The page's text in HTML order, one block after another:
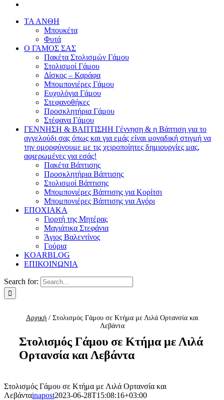
ΤΑ ΑΝΘΗ
Μπουκέτα
Φυτά
Ο ΓΑΜΟΣ ΣΑΣ
Πακέτα Στολισμών Γάμου
Στολισμοί Γάμου
Δίσκος – Καράφα
Μπομπονιέρες Γάμου
Ευχολόγια Γάμου
Στεφανοθήκες
Προσκλητήρια Γάμου
Στέφανα Γάμου
ΓΕΝΝΗΣΗ & ΒΑΠΤΙΣΗΗ Γέννηση & η Βάπτιση για το
αγγελούδι σας όπως και για εμάς είναι μοναδική στιγμή να
την ομορφύνουμε με τις χειροποίητες δημιουργίες μας,
αφιερωμένες για εσάς!
Πακέτα Βάπτισης
Προσκλητήρια Βάπτισης
Στολισμοί Βάπτισης
Μπομπονιέρες Βάπτισης για Κορίτσι
Μπομπονιέρες Βάπτισης για Αγόρι
ΕΠΟΧΙΑΚΑ
Γιορτή της Μητέρας
Μαγιάτικα Στεφάνια
Άγιος Βαλεντίνος
Γούρια
KOARBLOG
ΕΠΙΚΟΙΝΩΝΙΑ
Search for:
Αρχική/ Στολισμός Γάμου σε Κτήμα με Λιλά Ορτανσία και
Λεβάντα
Στολισμός Γάμου σε Κτήμα με Λιλά
Ορτανσία και Λεβάντα
Στολισμός Γάμου σε Κτήμα με Λιλά Ορτανσία και
Λεβάνταinapost2023-06-28T15:08:16+03:00